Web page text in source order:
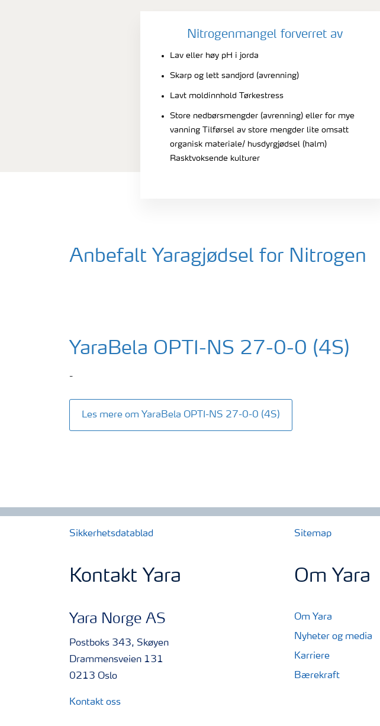
Nitrogenmangel forverret av
Lav eller høy pH i jorda
Skarp og lett sandjord (avrenning)
Lavt moldinnhold Tørkestress
Store nedbørsmengder (avrenning) eller for mye
vanning Tilførsel av store mengder lite omsatt
organisk materiale/ husdyrgjødsel (halm)
Rasktvoksende kulturer
Anbefalt Yaragjødsel for Nitrogen
YaraBela OPTI-NS 27-0-0 (4S)
-
Les mere om YaraBela OPTI-NS 27-0-0 (4S)
Sikkerhetsdatablad Sitemap
Kontakt Yara
Yara Norge AS
Postboks 343, Skøyen
Drammensveien 131
0213 Oslo
Kontakt oss
Om Yara
Om Yara
Nyheter og media
Karriere
Bærekraft